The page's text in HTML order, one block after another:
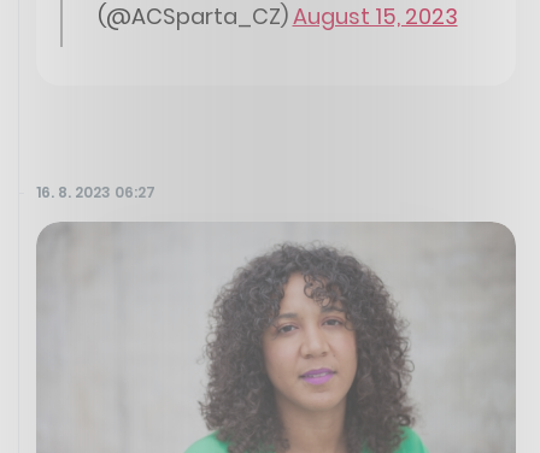
(@ACSparta_CZ)August 15, 2023
16. 8. 2023 06:27